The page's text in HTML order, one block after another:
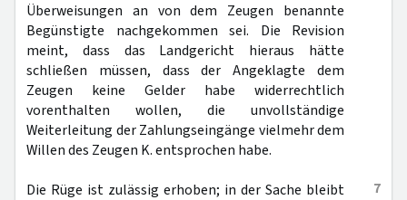
Überweisungen an von dem Zeugen benannte
Begünstigte nachgekommen sei. Die Revision
meint, dass das Landgericht hieraus hätte
schließen müssen, dass der Angeklagte dem
Zeugen keine Gelder habe widerrechtlich
vorenthalten wollen, die unvollständige
Weiterleitung der Zahlungseingänge vielmehr dem
Willen des Zeugen K. entsprochen habe.
7
Die Rüge ist zulässig erhoben; in der Sache bleibt